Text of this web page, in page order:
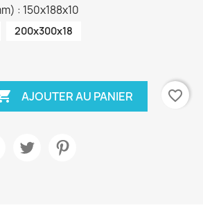
: 150x188x10
200x300x18
AJOUTER AU PANIER favorite_border